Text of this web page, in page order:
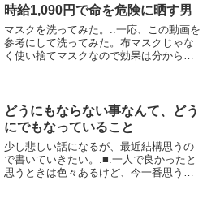
前食後など自分...
時給1,090円で命を危険に晒す男
マスクを洗ってみた。..一応、この動画を
参考にして洗ってみた。布マスクじゃな
く使い捨てマスクなので効果は分からな
葉を思い出した。.Y...
どうにもならない事なんて、どう
にでもなっていること
少し悲しい話になるが、最近結構思うの
で書いていきたい。.■.一人で良かったと
思うときは色々あるけど、今一番思うの